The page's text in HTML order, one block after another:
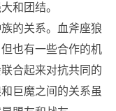
和团结。
的关系。血斧座狼
也有一些合作的机
合起来对抗共同的
巨魔之间的关系虽